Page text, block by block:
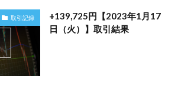
取引記録
+139,725円【2023年1月17
日（火）】取引結果